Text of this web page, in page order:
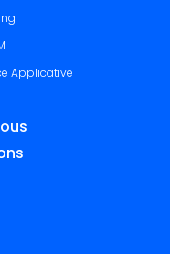
Applicative